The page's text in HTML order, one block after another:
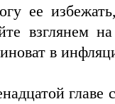
ее
взглянем
в
главе